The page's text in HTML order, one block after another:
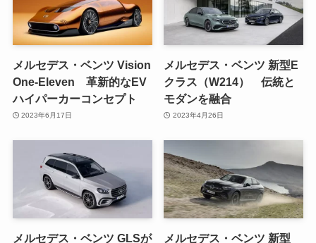
メルセデス・ベンツ Vision
One-Eleven 革新的なEV
ハイパーカーコンセプト
2023年6月17日
メルセデス・ベンツ 新型E
クラス（W214） 伝統と
モダンを融合
2023年4月26日
メルセデス・ベンツ GLSが メルセデス・ベンツ 新型